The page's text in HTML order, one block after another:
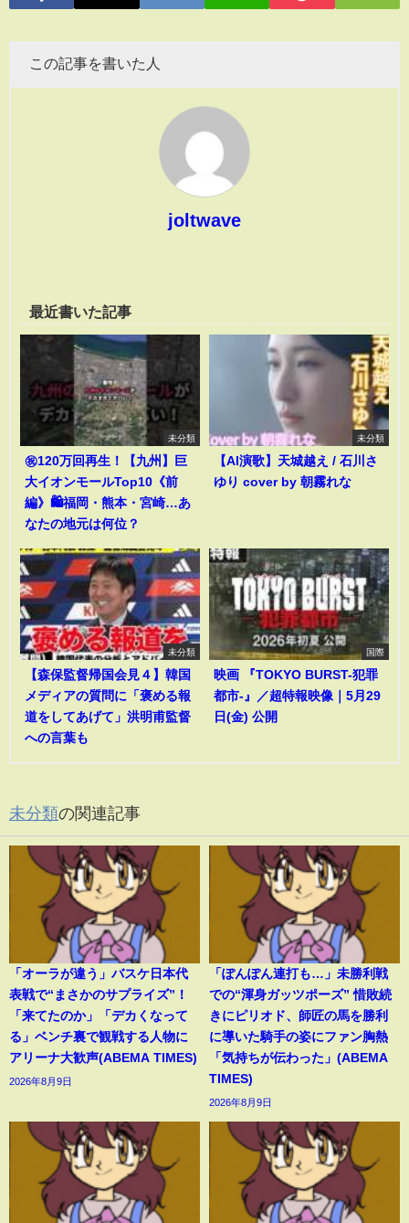
この記事を書いた人
joltwave
最近書いた記事
未分類
㊗️120万回再生！【九州】巨
大イオンモールTop10《前
編》🛍️福岡・熊本・宮崎…あ
なたの地元は何位？
未分類
【AI演歌】天城越え / 石川さ
ゆり cover by 朝霧れな
未分類
【森保監督帰国会見４】韓国
メディアの質問に「褒める報
道をしてあげて」洪明甫監督
への言葉も
国際
映画 『TOKYO BURST-犯罪
都市-』／超特報映像｜5月29
日(金) 公開
未分類の関連記事
「オーラが違う」バスケ日本代
表戦で“まさかのサプライズ”！
「来てたのか」「デカくなって
る」ベンチ裏で観戦する人物に
アリーナ大歓声(ABEMA TIMES)
2026年8月9日
「ぽんぽん連打も…」未勝利戦
での“渾身ガッツポーズ” 惜敗続
きにピリオド、師匠の馬を勝利
に導いた騎手の姿にファン胸熱
「気持ちが伝わった」(ABEMA
TIMES)
2026年8月9日